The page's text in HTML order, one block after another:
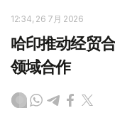
12:34, 26 7月 2026
哈印推动经贸
领域合作